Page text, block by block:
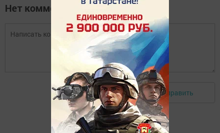
Нет комментариев
Авторизоваться Отправить